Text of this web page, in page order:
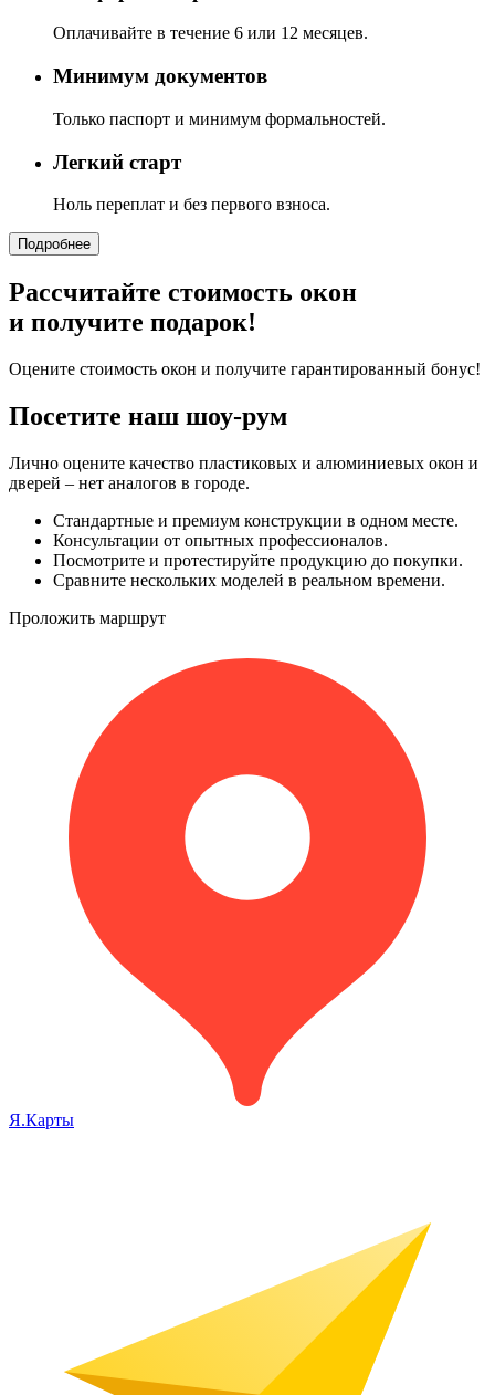
Оплачивайте в течение 6 или 12 месяцев.
Минимум документов
Только паспорт и минимум формальностей.
Легкий старт
Ноль переплат и без первого взноса.
Подробнее
Рассчитайте стоимость окон
и получите подарок!
Оцените стоимость окон и получите гарантированный бонус!
Посетите наш шоу-рум
Лично оцените качество пластиковых и алюминиевых окон и
дверей – нет аналогов в городе.
Стандартные и премиум конструкции в одном месте.
Консультации от опытных профессионалов.
Посмотрите и протестируйте продукцию до покупки.
Сравните нескольких моделей в реальном времени.
Проложить маршрут
Я.Карты